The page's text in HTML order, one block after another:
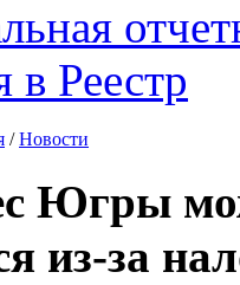
в Реестр
/Новости
Югры
из-за